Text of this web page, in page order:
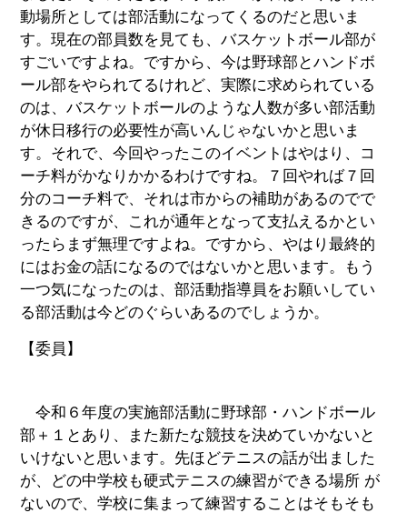
動場所としては部活動になってくるのだと思いま
す。現在の部員数を見ても、バスケットボール部が
すごいですよね。ですから、今は野球部とハンドボ
ール部をやられてるけれど、実際に求められている
のは、バスケットボールのような人数が多い部活動
が休日移行の必要性が高いんじゃないかと思いま
す。それで、今回やったこのイベントはやはり、コ
ーチ料がかなりかかるわけですね。７回やれば７回
分のコーチ料で、それは市からの補助があるのでで
きるのですが、これが通年となって支払えるかとい
ったらまず無理ですよね。ですから、やはり最終的
にはお金の話になるのではないかと思います。もう
一つ気になったのは、部活動指導員をお願いしてい
る部活動は今どのぐらいあるのでしょうか。
【委員】
令和６年度の実施部活動に野球部・ハンドボール
部＋１とあり、また新たな競技を決めていかないと
いけないと思います。先ほどテニスの話が出ました
が、どの中学校も硬式テニスの練習ができる場所 が
ないので、学校に集まって練習することはそもそも